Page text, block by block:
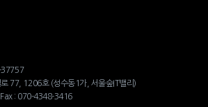
37757
77, 1206호 (성수동1가, 서울숲IT밸리)
: 070-4348-3416